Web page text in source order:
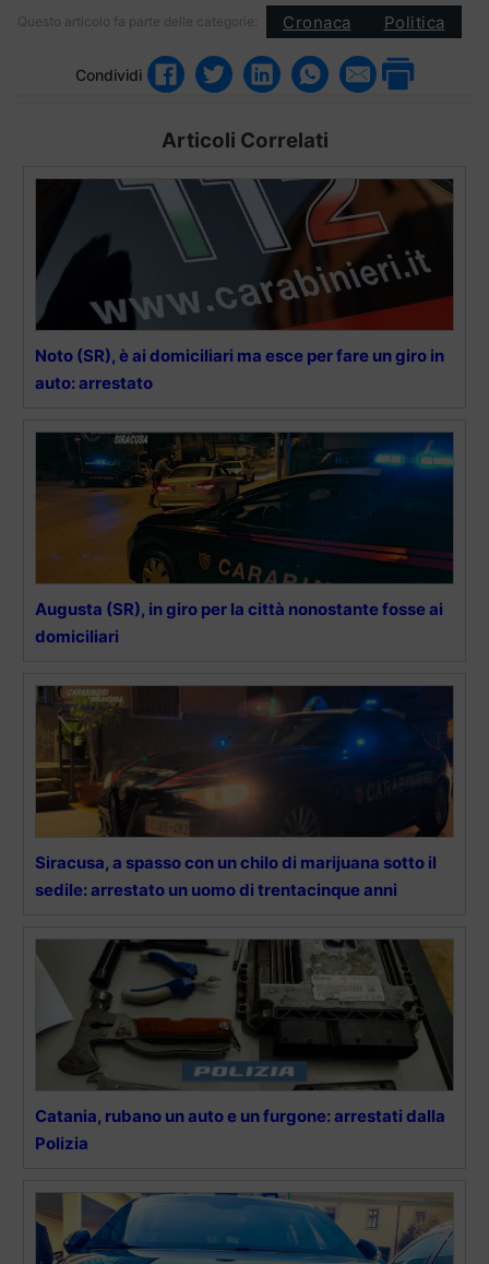
Questo articolo fa parte delle categorie: Cronaca Politica
Condividi
Articoli Correlati
Noto (SR), è ai domiciliari ma esce per fare un giro in
auto: arrestato
Augusta (SR), in giro per la città nonostante fosse ai
domiciliari
Siracusa, a spasso con un chilo di marijuana sotto il
sedile: arrestato un uomo di trentacinque anni
Catania, rubano un auto e un furgone: arrestati dalla
Polizia